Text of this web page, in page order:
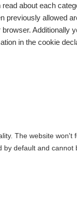
about each
previously allowed
Additionally
in the cookie
The website won't
default and cannot